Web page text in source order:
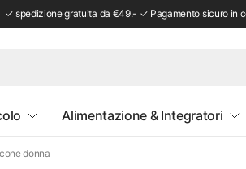
✓ spedizione gratuita da €49.- ✓ Pagamento sicuro in
Alimentazione & Integratori
donna